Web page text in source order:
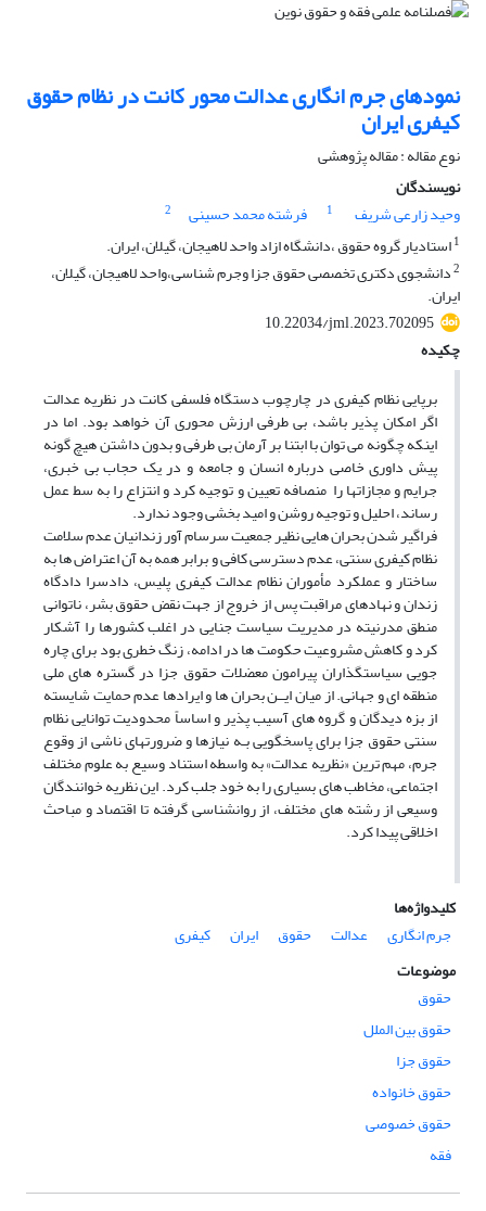
نمودهای جرم انگاری عدالت محور کانت در نظام حقوق
کیفری ایران
نوع مقاله : مقاله پژوهشی
نویسندگان
وحید زارعی شریف
1 فرشته محمد حسینی
2
1استادیار گروه حقوق ،دانشگاه ازاد واحد لاهیجان، گیلان، ایران.
2دانشجوی دکتری تخصصی حقوق جزا وجرم شناسی،واحد لاهیجان، گیلان،
ایران.
10.22034/jml.2023.702095
چکیده
برپایی نظام کیفری در چارچوب دستگاه فلسفی کانت در نظریه عدالت
اگر امکان پذیر باشد، بی طرفی ارزش محوری آن خواهد بود. اما در
اینکه چگونه می توان با ابتنا بر آرمان بی طرفی و بدون داشتن هیچ گونه
پیش داوری خاصی درباره انسان و جامعه و در یک حجاب بی خبری،
جرایم و مجازاتها را منصافه تعیین و توجیه کرد و انتزاع را به سط عمل
رساند، احلیل و توجیه روشن و امید بخشی وجود ندارد.
فراگیر شدن بحران هایی نظیر جمعیت سرسام آور زندانیان عدم سلامت
نظام کیفری سنتی، عدم دسترسی کافی و برابر همه به آن اعتراض ها به
ساختار و عملکرد مأموران نظام عدالت کیفرى پلیس، دادسرا دادگاه
زندان و نهادهای مراقبت پس از خروج از جهت نقض حقوق بشر، ناتوانی
منطق مدرنیته در مدیریت سیاست جنایی در اغلب کشورها را آشکار
کرد و کاهش مشروعیت حکومت ها در ادامه، زنگ خطری بود برای چاره
جویی سیاستگذاران پیرامون معضلات حقوق جزا در گستره های ملی
منطقه ای و جهانی. از میان ایــن بحران ها و ایرادها عدم حمایت شایسته
از بزه دیدگان و گروه های آسیب پذیر و اساساً محدودیت توانایی نظام
سنتی حقوق جزا برای پاسخگویی بـه نیازها و ضرورتهای ناشی از وقوع
جرم، مهم ترین «نظریه عدالت» به واسطه استناد وسیع به علوم مختلف
اجتماعی، مخاطب های بسیاری را به خود جلب کرد. این نظریه خوانندگان
وسیعی از رشته های مختلف، از روانشناسی گرفته تا اقتصاد و مباحث
اخلاقی پیدا کرد.
کلیدواژه‌ها
جرم انگاری
عدالت حقوق ایران
کیفری
موضوعات
حقوق
حقوق بین الملل
حقوق جزا
حقوق خانواده
حقوق خصوصی
فقه